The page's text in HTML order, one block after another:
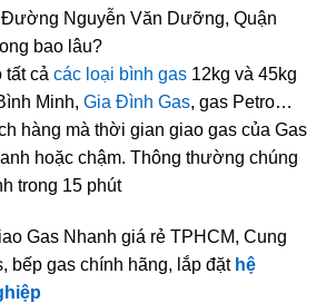
Nguyễn Văn Dưỡng, Quận
bao lâu?
tất cả các loại bình gas 12kg và 45kg
Minh, Gia Đình Gas, gas Petro…
hàng mà thời gian giao gas của Gas
hoặc chậm. Thông thường chúng
trong 15 phút
Gas Nhanh giá rẻ TPHCM, Cung
bếp gas chính hãng, lắp đặt hệ